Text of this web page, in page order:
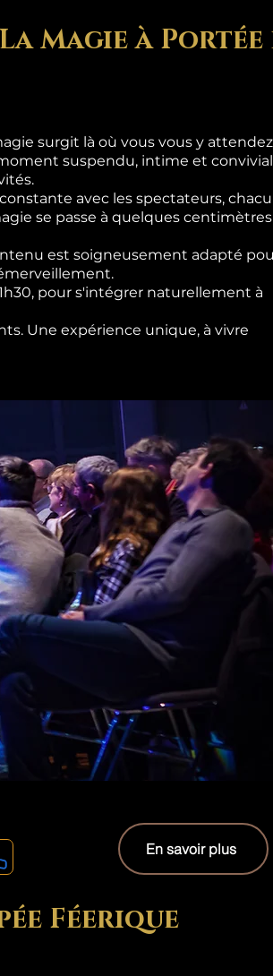
Magie à Portée
surgit là où vous vous y
suspendu, intime et
avec les spectateurs,
se passe à quelques
est soigneusement adapté
pour s'intégrer naturellement à
Une expérience unique, à vivre
En savoir plus
Féerique